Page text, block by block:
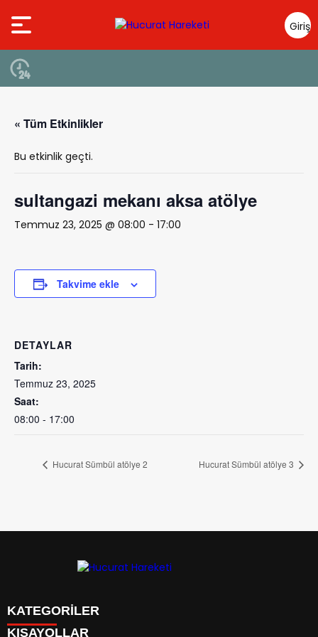
Giriş
Yap
« Tüm Etkinlikler
Bu etkinlik geçti.
sultangazi mekanı aksa atölye
Temmuz 23, 2025 @ 08:00 - 17:00
Takvime ekle
DETAYLAR
Tarih:
Temmuz 23, 2025
Saat:
08:00 - 17:00
Hucurat Sümbül atölye 2 Hucurat Sümbül atölye 3
KATEGORİLER
KISAYOLLAR